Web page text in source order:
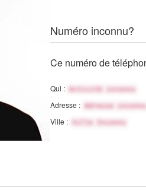
Numéro inconnu?
Ce numéro de
Qui : Activité inconnu
Adresse : Adresse inconnu
Ville : Ville Inconnu